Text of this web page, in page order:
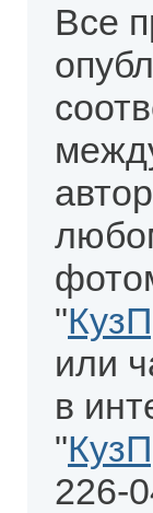
Все
"
или
в
"
226-